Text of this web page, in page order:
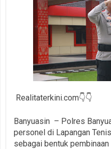
Realitaterkini.com👇👇
Banyuasin – Polres
personel di Lapangan
sebagai bentuk